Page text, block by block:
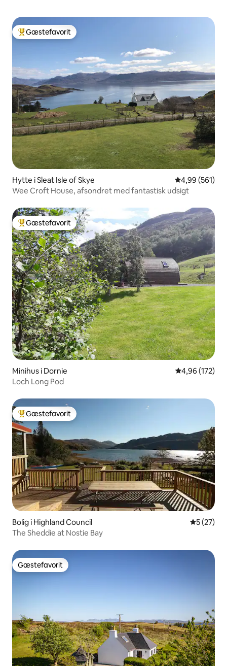
Bedste gæstefavorit
Gæstefavorit
Hytte i Sleat Isle of Skye 4,99 ud af 5 i
4,99 (561)
Wee Croft House, afsondret med fantastisk udsigt
Bedste gæstefavorit
Gæstefavorit
Minihus i Dornie 4,96 ud af 5 i
4,96 (172)
Loch Long Pod
Bedste gæstefavorit
Gæstefavorit
Bolig i Highland Council 5 ud af 5 i
5 (27)
The Sheddie at Nostie Bay
Gæstefavorit
Gæstefavorit